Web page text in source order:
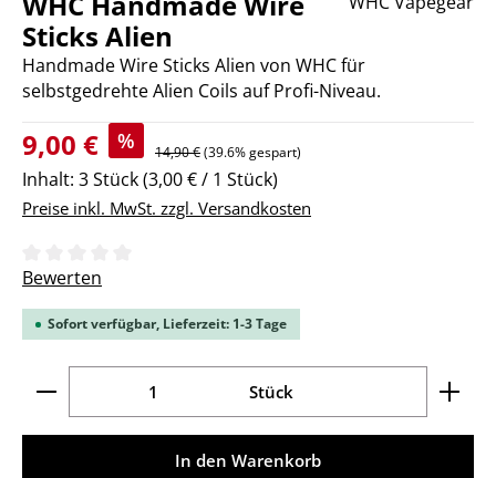
Sticks Alien
Handmade Wire Sticks Alien von WHC für
selbstgedrehte Alien Coils auf Profi-Niveau.
Verkaufspreis:
9,00 € % Regulärer Preis:
14,90 €(39.6% gespart)
Inhalt: 3 Stück(3,00 € / 1 Stück)
Preise inkl. MwSt. zzgl. Versandkosten
Durchschnittliche Bewertung von 0 von 5 Sternen
Bewerten
Sofort verfügbar, Lieferzeit: 1-3 Tage
Produkt Anzahl: Gib den gewünschten Wert ein
Stück
In den Warenkorb